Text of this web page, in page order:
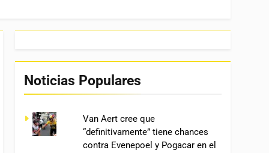
Noticias Populares
Van Aert cree que
“definitivamente” tiene chances
contra Evenepoel y Pogacar en el